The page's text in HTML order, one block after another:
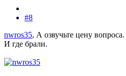
#8
nwros35, А озвучьте цену вопроса.
И где брали.